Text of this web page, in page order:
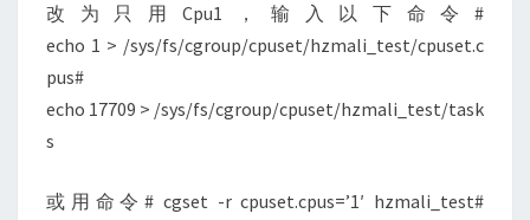
改为只用Cpu1，输入以下命令#
echo 1 > /sys/fs/cgroup/cpuset/hzmali_test/cpuset.c
pus#
echo 17709 > /sys/fs/cgroup/cpuset/hzmali_test/task
s
或用命令# cgset -r cpuset.cpus=’1′ hzmali_test#